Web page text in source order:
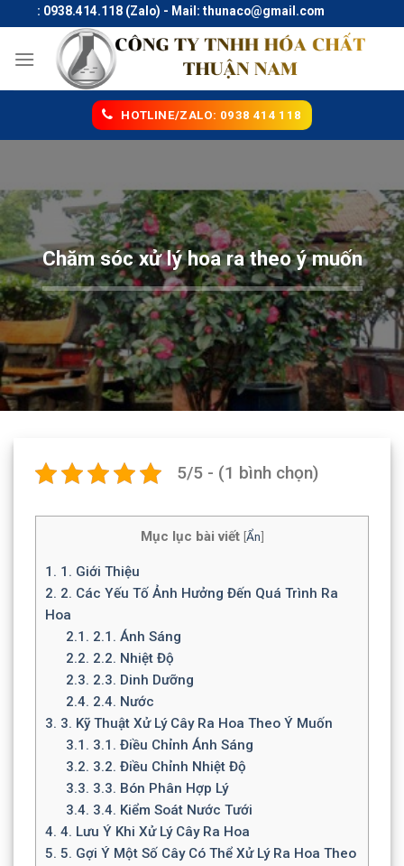
to
content
0938.414.118 (Zalo) - Mail: thunaco@gmail.com
HOTLINE/ZALO: 0938 414 118
Chăm sóc xử lý hoa ra theo ý muốn
5/5 - (1 bình chọn)
Mục lục bài viết [Ẩn]
1. 1. Giới Thiệu
2. 2. Các Yếu Tố Ảnh Hưởng Đến Quá Trình Ra
Hoa
2.1. 2.1. Ánh Sáng
2.2. 2.2. Nhiệt Độ
2.3. 2.3. Dinh Dưỡng
2.4. 2.4. Nước
3. 3. Kỹ Thuật Xử Lý Cây Ra Hoa Theo Ý Muốn
3.1. 3.1. Điều Chỉnh Ánh Sáng
3.2. 3.2. Điều Chỉnh Nhiệt Độ
3.3. 3.3. Bón Phân Hợp Lý
3.4. 3.4. Kiểm Soát Nước Tưới
4. 4. Lưu Ý Khi Xử Lý Cây Ra Hoa
5. 5. Gợi Ý Một Số Cây Có Thể Xử Lý Ra Hoa Theo